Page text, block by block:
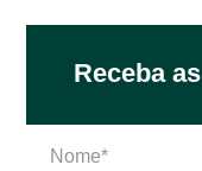
Receba
Nome*